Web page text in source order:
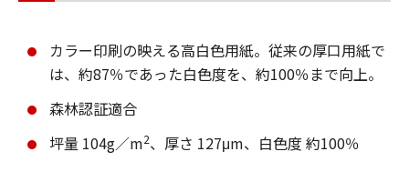
カラー印刷の映える高白色用紙。従来の厚口用紙で
は、約87％であった白色度を、約100％まで向上。
森林認証適合
坪量 104g／m2、厚さ 127μm、白色度 約100％